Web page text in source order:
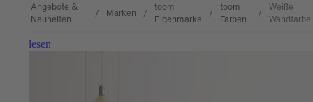
Angebote &
Neuheiten
/ Marken /
toom
Eigenmarke
/
toom
Farben
/
Weiße
Wandfarbe
Weiterlesen